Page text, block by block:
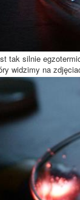
tak silnie
widzimy na